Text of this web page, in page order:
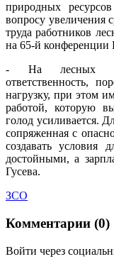
природных
вопросу увеличения
труда работников
на 65-й
- На лесных
ответственность,
нагрузку, при этом
работой, которую
голод усиливается.
сопряженная с
создавать условия
достойными, а
Гусева.
ЗСО
Комментарии (0)
Войти через